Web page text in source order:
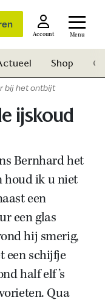
Account Menu
Zoek
Shop
bij het ontbijt
ijskoud
Bernhard het
houd ik u niet
een
een glas
hij smerig,
een schijfje
half elf ’s
Qua